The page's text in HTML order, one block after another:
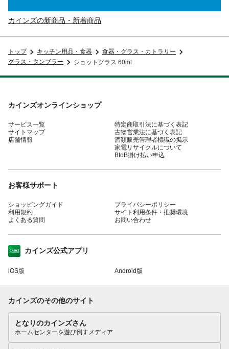
カインズの新商品・新着商品
トップ キッチン用品・食器
食器・グラス・カトラリー
グラス・タンブラー
ショットグラス 60ml
カインズオンラインショップ
サービス一覧
サイトマップ
店舗情報
特定商取引法に基づく表記
古物営業法に基づく表記
酒類販売管理者標識の掲示
家電リサイクルについて
BtoB掛け払い申込
お客様サポート
ショッピングガイド
利用規約
よくある質問
プライバシーポリシー
サイト利用条件・推奨環境
お問い合わせ
カインズ公式アプリ
iOS版 Android版
カインズのその他のサイト
となりのカインズさん
ホームセンターを遊び倒すメディア